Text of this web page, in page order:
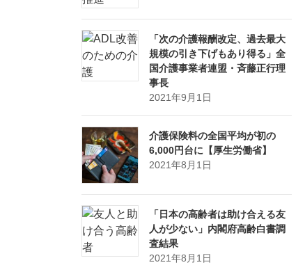
「次の介護報酬改定、過去最大
規模の引き下げもあり得る」全
国介護事業者連盟・斉藤正行理
事長
2021年9月1日
介護保険料の全国平均が初の
6,000円台に【厚生労働省】
2021年8月1日
「日本の高齢者は助け合える友
人が少ない」内閣府高齢白書調
査結果
2021年8月1日